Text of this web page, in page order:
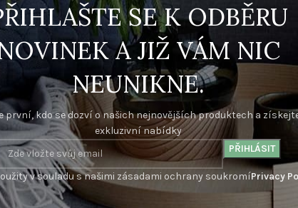
SE K ODBĚRU
A JIŽ VÁM NIC
NEUNIKNE.
první, kdo se dozví o našich nejnovějších produktech a
exkluzivní nabídky
v souladu s našimi zásadami ochrany soukromíPrivacy
potisk visaček najdete v oddělení FOTOBANKA. Na
/Firemní potisk objednávejte v oddělení Potisk firemní